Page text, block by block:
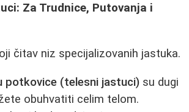
Za Trudnice, Putovanja i
čitav niz specijalizovanih jastuka.
potkovice (telesni jastuci) su dugi
obuhvatiti celim telom.